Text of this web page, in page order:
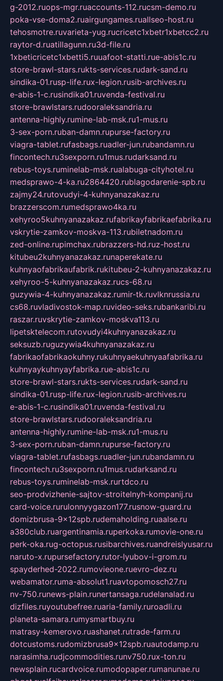
g-2012.ruops-mgr.ruaccounts-112.rucsm-demo.ru
poka-vse-doma2.ruairgungames.ruallseo-host.ru
tehosmotre.ruvarieta-yug.rucricetc1xbetr1xbetcc2.ru
raytor-d.ruatillagunn.ru3d-file.ru
1xbeticricetc1xbetti5.ruuafoot-statti.rue-abis1c.ru
store-brawl-stars.rukts-services.rudark-sand.ru
sindika-01.rusp-life.rux-legion.rusib-archives.ru
e-abis-1-c.rusindika01.ruvenda-festival.ru
store-brawlstars.rudooraleksandria.ru
antenna-highly.rumine-lab-msk.ru1-mus.ru
3-sex-porn.ruban-damn.rupurse-factory.ru
viagra-tablet.rufasbags.ruadler-jun.rubandamn.ru
fincontech.ru3sexporn.ru1mus.rudarksand.ru
rebus-toys.ruminelab-msk.rualabuga-cityhotel.ru
medsprawo-4-ka.ru2864420.rublagodarenie-spb.ru
zajmy24.rutovudyi-4-kuhnyanazakaz.ru
brazzerscom.rumedsprawo4ka.ru
xehyroo5kuhnyanazakaz.rufabrikayfabrikaefabrika.ru
vskrytie-zamkov-moskva-113.rubiletnadom.ru
zed-online.rupimchax.rubrazzers-hd.ruz-host.ru
kitubeu2kuhnyanazakaz.runaperekate.ru
kuhnyaofabrikaufabrik.rukitubeu-2-kuhnyanazakaz.ru
xehyroo-5-kuhnyanazakaz.rucs-68.ru
guzywia-4-kuhnyanazakaz.rumir-tk.ruvlknrussia.ru
cs68.ruvladivostok-map.ruvideo-seks.rubankaribi.ru
raszar.ruvskrytie-zamkov-moskva113.ru
lipetsktelecom.rutovudyi4kuhnyanazakaz.ru
seksuzb.ruguzywia4kuhnyanazakaz.ru
fabrikaofabrikaokuhny.rukuhnyaekuhnyaafabrika.ru
kuhnyaykuhnyayfabrika.rue-abis1c.ru
store-brawl-stars.rukts-services.rudark-sand.ru
sindika-01.rusp-life.rux-legion.rusib-archives.ru
e-abis-1-c.rusindika01.ruvenda-festival.ru
store-brawlstars.rudooraleksandria.ru
antenna-highly.rumine-lab-msk.ru1-mus.ru
3-sex-porn.ruban-damn.rupurse-factory.ru
viagra-tablet.rufasbags.ruadler-jun.rubandamn.ru
fincontech.ru3sexporn.ru1mus.rudarksand.ru
rebus-toys.ruminelab-msk.rurtdco.ru
seo-prodvizhenie-sajtov-stroitelnyh-kompanij.ru
card-voice.rurulonnyygazon177.rusnow-guard.ru
domizbrusa-9x12spb.rudemaholding.ruaalse.ru
a380club.ruargentinamia.ruperkoka.rumovie-one.ru
perk-oka.rug-octopus.rusibarchives.ruandreislyusar.ru
naruto-x.rupursefactory.rutor-lyubov-i-grom.ru
spayderhed-2022.rumovieone.ruevro-dez.ru
webamator.ruma-absolut1.ruavtopomosch27.ru
nv-750.runews-plain.runertansaga.rudelanalad.ru
dizfiles.ruyoutubefree.ruaria-family.ruroadli.ru
planeta-samara.rumysmartbuy.ru
matrasy-kemerovo.ruashanet.rutrade-farm.ru
dotcustoms.rudomizbrusa9x12spb.ruautodamp.ru
narasimha.rudjcommodities.runv750.rux-ton.ru
newsplain.rucardvoice.rumodopaper.rumanunae.ru